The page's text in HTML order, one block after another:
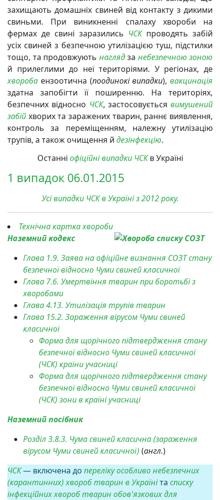
захищають домашніх свиней від контакту з дикими
свиньми. При виникненні спалаху хвороби на
фермах де свині заразились ЧСКпроводять забій
усіх свиней з безпечною утилізацією туш, підстилки
тощо, та продовжують наглядза небезпечною зоною
й прилеглими до неї територіями. У регіонах, де
хвороба ензоотична (поодинокі випадки), вакцинація
здатна запобігти її поширенню. На територіях,
безпечних відносно ЧСК, застосовується вимушений
забій хворих та заражених тварин, раннє виявлення,
контроль за переміщенням, належну утилізацію
трупів, а також очищення й дезінфекцію.
Останні офіційні випадки ЧСКв Україні
1 випадок 06.01.2015
Усі випадки ЧСК в Україні з 2012 року.
Технічна картка хвороби
Наземний кодекс
Глава 1.9. Заява на офіційне визнання СОЗТ стану
безпечної відносно Чуми свиней класичної
Глава 7.6. Умертвіння тварин при боротьбі з
хворобами
Глава 4.13. Утилізація трупів тварин
Глава 15.2. Зараження вірусом Чуми свиней
класичної
Форма для щорічного підтвердження стану
безпечної відносно Чуми свиней класичної
(ЧСК) країни учасниці
Форма для щорічного підтвердження стану
безпечної відносно Чуми свиней класичної
(ЧСК) зони в країні учасниці
Наземний посібник
Розділ 3.8.3. Чума свиней класична (зараження
вірусом Чуми свиней класичної) (англ.)
ЧСК— включена до переліку особливо небезпечних
(карантинних) хвороб тварин в Україніта списку
інфекційних хвороб тварин обов'язкових для